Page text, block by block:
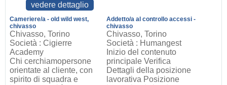
vedere dettaglio
Cameriere/a - old wild west,
chivasso
Chivasso, Torino
Società : Cigierre
Academy
Chi cerchiamopersone
orientate al cliente, con
spirito di squadra e
Addetto/a al controllo accessi -
chivasso
Chivasso, Torino
Società : Humangest
Inizio del contenuto
principale Verifica
Dettagli della posizione
lavorativa Posizione